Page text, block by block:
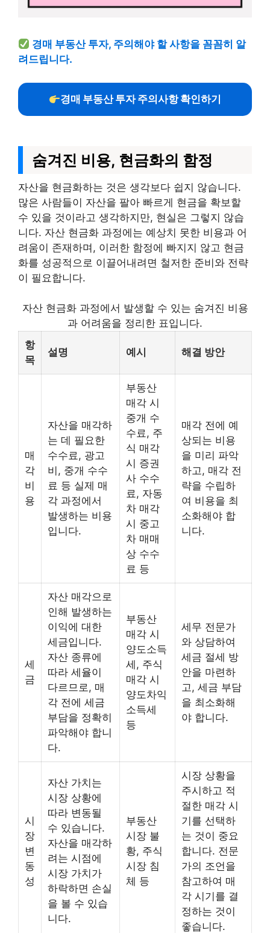
경매 부동산 투자, 주의해야 할 사항을 꼼꼼히 알
려드립니다.
경매 부동산 투자 주의사항 확인하기
숨겨진 비용, 현금화의 함정
자산을 현금화하는 것은 생각보다 쉽지 않습니다.
많은 사람들이 자산을 팔아 빠르게 현금을 확보할
수 있을 것이라고 생각하지만, 현실은 그렇지 않습
니다. 자산 현금화 과정에는 예상치 못한 비용과 어
려움이 존재하며, 이러한 함정에 빠지지 않고 현금
화를 성공적으로 이끌어내려면 철저한 준비와 전략
이 필요합니다.
자산 현금화 과정에서 발생할 수 있는 숨겨진 비용
과 어려움을 정리한 표입니다.
항
목
설명 예시 해결 방안
매
각
비
용
자산을 매각하
는 데 필요한
수수료, 광고
비, 중개 수수
료 등 실제 매
각 과정에서
발생하는 비용
입니다.
부동산
매각 시
중개 수
수료, 주
식 매각
시 증권
사 수수
료, 자동
차 매각
시 중고
차 매매
상 수수
료 등
매각 전에 예
상되는 비용
을 미리 파악
하고, 매각 전
략을 수립하
여 비용을 최
소화해야 합
니다.
세
금
자산 매각으로
인해 발생하는
이익에 대한
세금입니다.
자산 종류에
따라 세율이
다르므로, 매
각 전에 세금
부담을 정확히
파악해야 합니
다.
부동산
매각 시
양도소득
세, 주식
매각 시
양도차익
소득세
등
세무 전문가
와 상담하여
세금 절세 방
안을 마련하
고, 세금 부담
을 최소화해
야 합니다.
시
장
변
동
성
자산 가치는
시장 상황에
따라 변동될
수 있습니다.
자산을 매각하
려는 시점에
시장 가치가
하락하면 손실
을 볼 수 있습
니다.
부동산
시장 불
황, 주식
시장 침
체 등
시장 상황을
주시하고 적
절한 매각 시
기를 선택하
는 것이 중요
합니다. 전문
가의 조언을
참고하여 매
각 시기를 결
정하는 것이
좋습니다.